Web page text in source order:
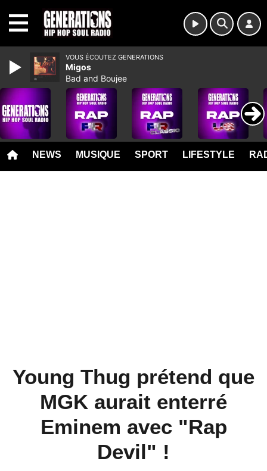
NEWS MUSIQUE SPORT LIFESTYLE
Young Thug prétend que
MGK aurait enterré
Eminem avec "Rap
Devil" !
VOUS ÉCOUTEZ GENERATIONS
Migos
Bad and Boujee